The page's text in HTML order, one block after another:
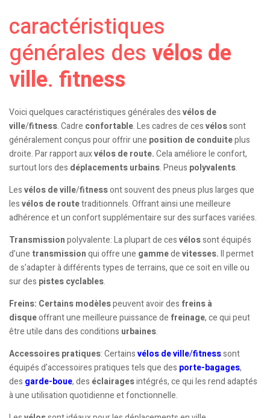
caractéristiques
générales des vélos de
ville. fitness
Voici quelques caractéristiques générales desvélos de
ville/fitness. Cadre confortable. Les cadres de cesvélossont
généralement conçus pour offrir une position de conduiteplus
droite. Par rapport auxvélos de route.Cela améliore le confort,
surtout lors des déplacements urbains. Pneus polyvalents.
Lesvélos de ville/fitnessont souvent des pneus plus larges que
lesvélos de routetraditionnels. Offrant ainsi une meilleure
adhérence et un confort supplémentaire sur des surfaces variées.
Transmissionpolyvalente: La plupart de cesvélossont équipés
d’une transmissionqui offre une gammedevitesses.Il permet
de s’adapter à différents types de terrains, que ce soit en ville ou
sur des pistes cyclables.
Freins: Certains modèlespeuvent avoir des freins à
disqueoffrant une meilleure puissance de freinage, ce qui peut
être utile dans des conditions urbaines.
Accessoires pratiques: Certainsvélos de ville/fitnesssont
équipés d’accessoires pratiques tels que des porte-bagages,
des garde-boue, des éclairagesintégrés, ce qui les rend adaptés
à une utilisation quotidienne et fonctionnelle.